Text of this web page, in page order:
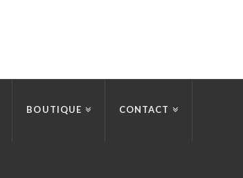
BOUTIQUE CONTACT